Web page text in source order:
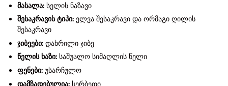
მასალა:სელის ნაზავი
შესაკრავის ტიპი:ელვა შესაკრავი და ორმაგი ღილის
შესაკრავი
ჯიბეები:დახრილი ჯიბე
წელის ხაზი:საშუალო სიმაღლის წელი
ფენები:უსარჩულო
დამზადებულია:სერბეთი